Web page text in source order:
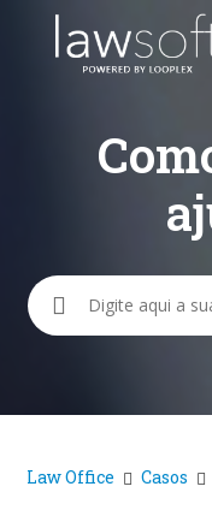
Pesquisa
Law Office Casos